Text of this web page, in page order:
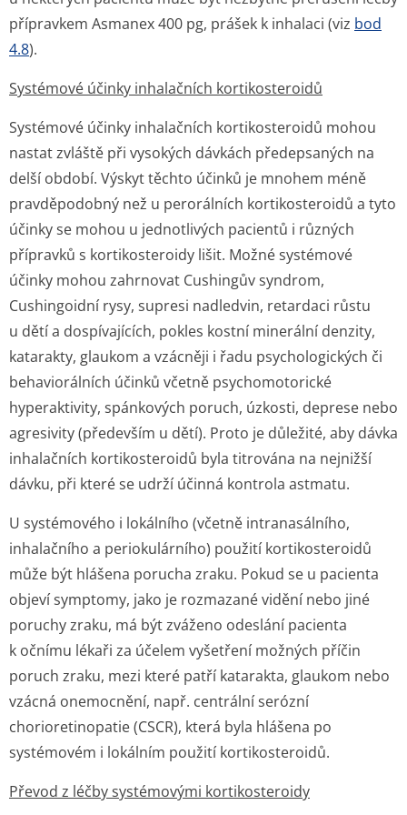
přípravkem Asmanex 400 pg, prášek k inhalaci (viz bod
4.8).
Systémové účinky inhalačních kortikosteroidů
Systémové účinky inhalačních kortikosteroidů mohou
nastat zvláště při vysokých dávkách předepsaných na
delší období. Výskyt těchto účinků je mnohem méně
pravděpodobný než u perorálních kortikosteroidů a tyto
účinky se mohou u jednotlivých pacientů i různých
přípravků s kortikosteroidy lišit. Možné systémové
účinky mohou zahrnovat Cushingův syndrom,
Cushingoidní rysy, supresi nadledvin, retardaci růstu
u dětí a dospívajících, pokles kostní minerální denzity,
katarakty, glaukom a vzácněji i řadu psychologických či
behaviorálních účinků včetně psychomotorické
hyperaktivity, spánkových poruch, úzkosti, deprese nebo
agresivity (především u dětí). Proto je důležité, aby dávka
inhalačních kortikosteroidů byla titrována na nejnižší
dávku, při které se udrží účinná kontrola astmatu.
U systémového i lokálního (včetně intranasálního,
inhalačního a periokulárního) použití kortikosteroidů
může být hlášena porucha zraku. Pokud se u pacienta
objeví symptomy, jako je rozmazané vidění nebo jiné
poruchy zraku, má být zváženo odeslání pacienta
k očnímu lékaři za účelem vyšetření možných příčin
poruch zraku, mezi které patří katarakta, glaukom nebo
vzácná onemocnění, např. centrální serózní
chorioretinopatie (CSCR), která byla hlášena po
systémovém i lokálním použití kortikosteroidů.
Převod z léčby systémovými kortikosteroidy